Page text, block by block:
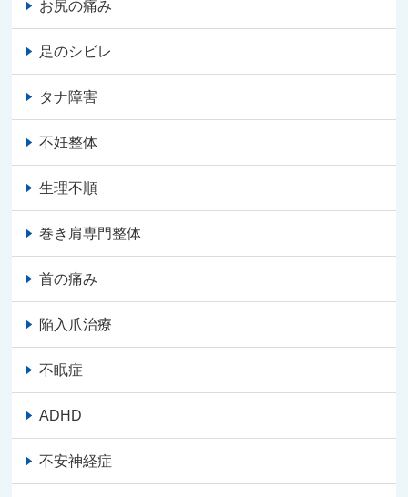
お尻の痛み
足のシビレ
タナ障害
不妊整体
生理不順
巻き肩専門整体
首の痛み
陥入爪治療
不眠症
ADHD
不安神経症